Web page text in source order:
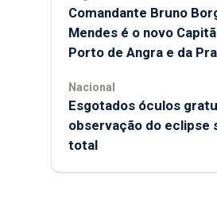
Comandante Bruno
Mendes é o novo
Porto de Angra e da
Nacional
Esgotados óculos
observação do eclipse
total